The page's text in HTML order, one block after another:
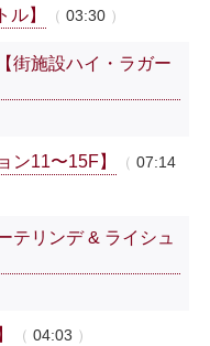
】 03:30
街施設ハイ・ラガー
11〜15F】 07:14
テリンデ & ライシュ
04:03